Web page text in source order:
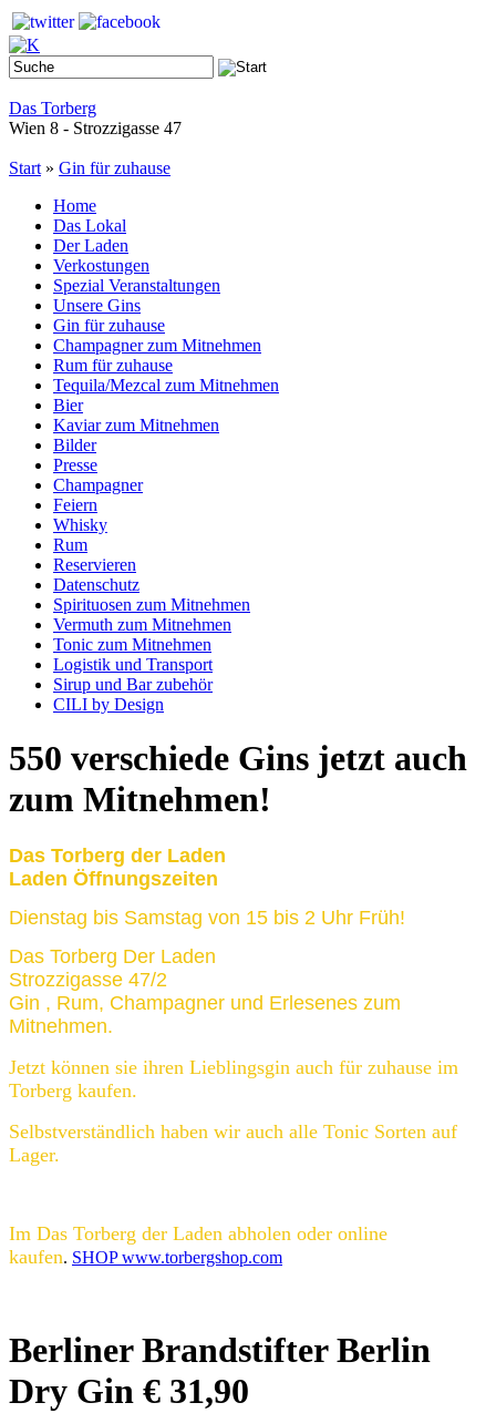
Das Torberg
Wien 8 - Strozzigasse 47
Start » Gin für zuhause
Home
Das Lokal
Der Laden
Verkostungen
Spezial Veranstaltungen
Unsere Gins
Gin für zuhause
Champagner zum Mitnehmen
Rum für zuhause
Tequila/Mezcal zum Mitnehmen
Bier
Kaviar zum Mitnehmen
Bilder
Presse
Champagner
Feiern
Whisky
Rum
Reservieren
Datenschutz
Spirituosen zum Mitnehmen
Vermuth zum Mitnehmen
Tonic zum Mitnehmen
Logistik und Transport
Sirup und Bar zubehör
CILI by Design
550 verschiede Gins jetzt auch
zum Mitnehmen!
Das Torberg der Laden
Laden Öffnungszeiten
Dienstag bis Samstag von 15 bis 2 Uhr Früh!
Das Torberg Der Laden
Strozzigasse 47/2
Gin , Rum, Champagner und Erlesenes zum
Mitnehmen.
Jetzt können sie ihren Lieblingsgin auch für zuhause im
Torberg kaufen.
Selbstverständlich haben wir auch alle Tonic Sorten auf
Lager.
Im Das Torberg der Laden abholen oder online
kaufen. SHOP www.torbergshop.com
Berliner Brandstifter Berlin
Dry Gin € 31,90